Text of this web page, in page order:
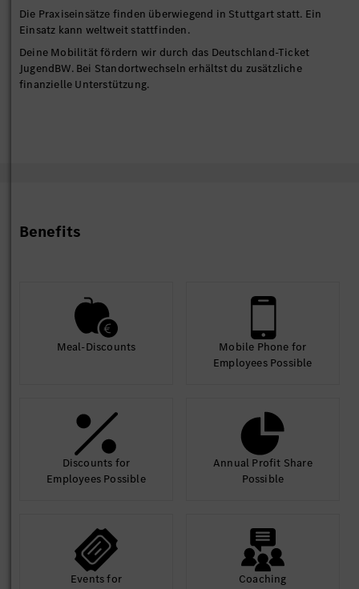
Die Praxiseinsätze finden überwiegend in Stuttgart statt. Ein
Einsatz kann weltweit stattfinden.
Deine Mobilität fördern wir durch das Deutschland-Ticket
JugendBW. Bei Standortwechseln erhältst du zusätzliche
finanzielle Unterstützung.
Benefits
Meal-Discounts
Mobile Phone for
Employees Possible
Discounts for
Employees Possible
Annual Profit Share
Possible
Events for
Coaching